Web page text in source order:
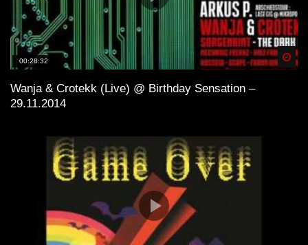
00:28:32
Wanja & Crotekk (Live) @ Birthday Sensation –
29.11.2014